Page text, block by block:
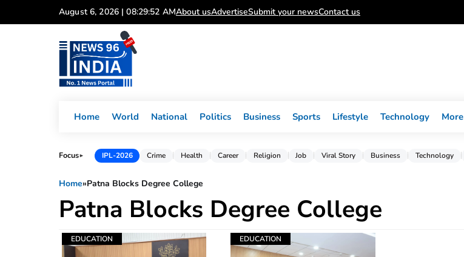
to
August 6, 2026 | 08:29:52 AMAbout usAdvertiseSubmit your newsContact us
Home World National Politics Business Sports Lifestyle Technology More
Focus► IPL-2026 Crime Health Career Religion Job Viral Story Business Technology
Home»Patna Blocks Degree College
Patna Blocks Degree College
EDUCATION EDUCATION